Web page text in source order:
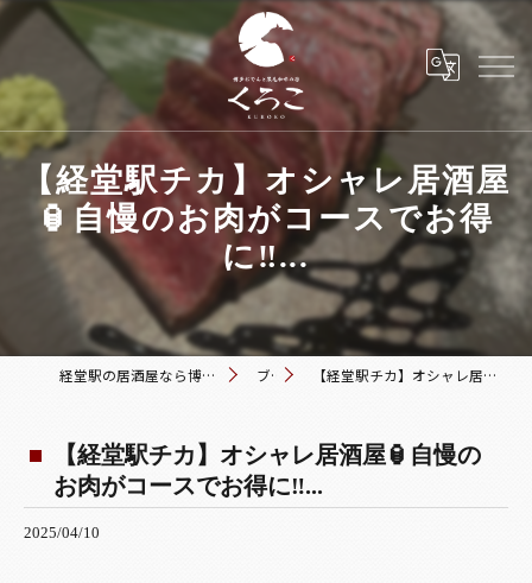
【経堂駅チカ】オシャレ居酒屋
🏮自慢のお肉がコースでお得
に‼️...
経堂駅の居酒屋なら博多おでんと黒毛和牛の店 くろこ ブログ 【経堂駅チカ】オシャレ居酒屋🏮自慢のお肉がコースでお得に‼️...
【経堂駅チカ】オシャレ居酒屋🏮自慢の
お肉がコースでお得に‼️...
2025/04/10